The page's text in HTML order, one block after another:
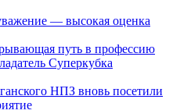
— высокая оценка
путь в профессию
Суперкубка
НПЗ вновь посетили